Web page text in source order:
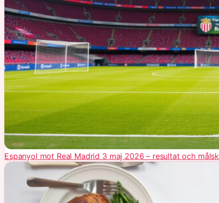
Espanyol mot Real Madrid 3 maj 2026 – resultat och